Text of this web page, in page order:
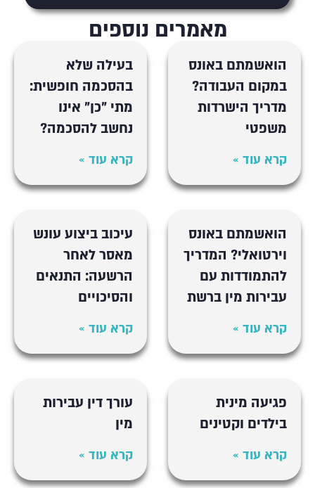
מאמרים נוספים
הואשמתם באונס
במקום העבודה?
מדריך הישרדות
משפטי
קרא עוד »
בעילה שלא
בהסכמה חופשית:
מתי "כן" אינו
נחשב להסכמה?
קרא עוד »
הואשמתם באונס
וירטואלי? המדריך
להתמודדות עם
עבירות מין ברשת
קרא עוד »
עיכוב ביצוע עונש
מאסר לאחר
הרשעה: התנאים
והסיכויים
קרא עוד »
פגיעה מינית
בילדים וקטינים
קרא עוד »
עורך דין עבירות
מין
קרא עוד »